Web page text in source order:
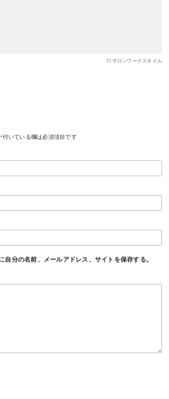
サロンワークスタイル
付いている欄は必須項目です
分の名前、メールアドレス、サイトを保存する。